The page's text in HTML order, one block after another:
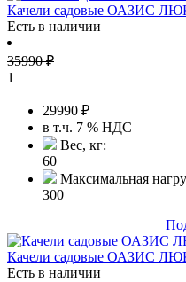
Качели садовые ОАЗИС
Есть в наличии
35990₽
1
29990 ₽
в т.ч. 7 % НДС
Вес, кг:
60
Максимальная
300
Качели садовые ОАЗИС
Есть в наличии